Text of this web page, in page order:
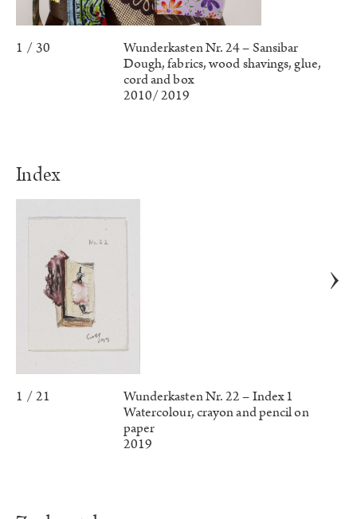
1 / 30
Wunderkasten Nr. 24 – Sansibar
Dough, fabrics, wood shavings, glue,
cord and box
2010/ 2019
Index
1 / 21
Wunderkasten Nr. 22 – Index 1
Watercolour, crayon and pencil on
paper
2019